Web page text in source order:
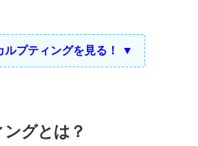
ルプティングを見る！ ▼
グとは？